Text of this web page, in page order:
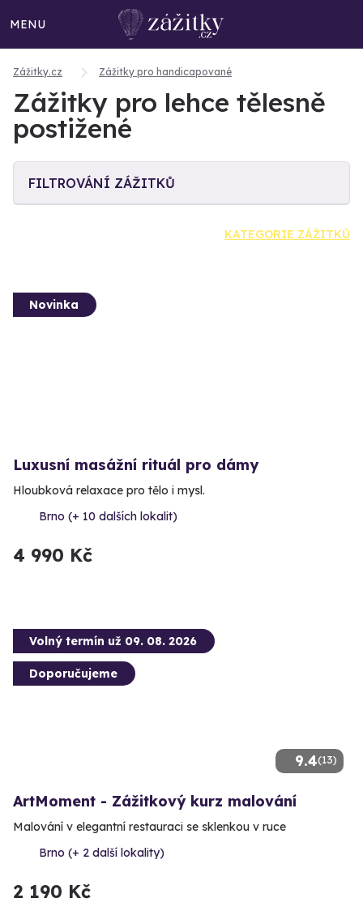
MENU
Zážitky.cz Zážitky pro handicapované
Zážitky pro lehce tělesně
postižené
FILTROVÁNÍ ZÁŽITKŮ
KATEGORIE ZÁŽITKŮ
Novinka
Luxusní masážní rituál pro dámy
Hloubková relaxace pro tělo i mysl.
Brno (+ 10 dalších lokalit)
4 990 Kč
9.4(13)
Volný termín už 09. 08. 2026
Doporučujeme
ArtMoment - Zážitkový kurz malování
Malování v elegantní restauraci se sklenkou v ruce
Brno (+ 2 další lokality)
2 190 Kč